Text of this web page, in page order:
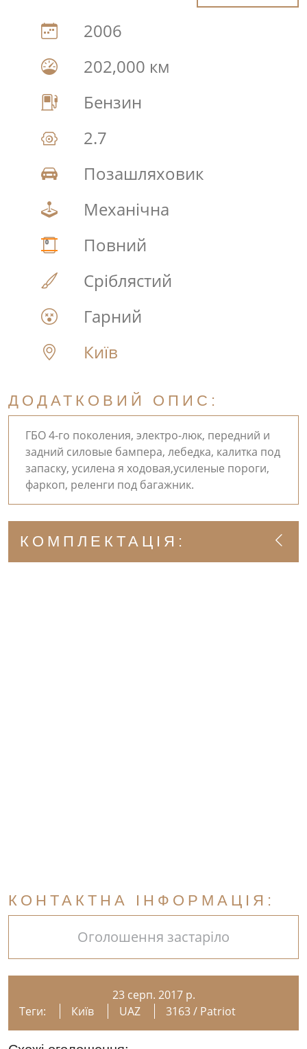
2006
202,000 км
Бензин
2.7
Позашляховик
Механічна
Повний
Сріблястий
Гарний
Київ
ДОДАТКОВИЙ ОПИС:
ГБО 4-го поколения, электро-люк, передний и
задний силовые бампера, лебедка, калитка под
запаску, усилена я ходовая,усиленые пороги,
фаркоп, реленги под багажник.
КОМПЛЕКТАЦІЯ:
КОНТАКТНА ІНФОРМАЦІЯ:
Оголошення застаріло
23 серп. 2017 р.
Теги:
Київ UAZ 3163 / Patriot